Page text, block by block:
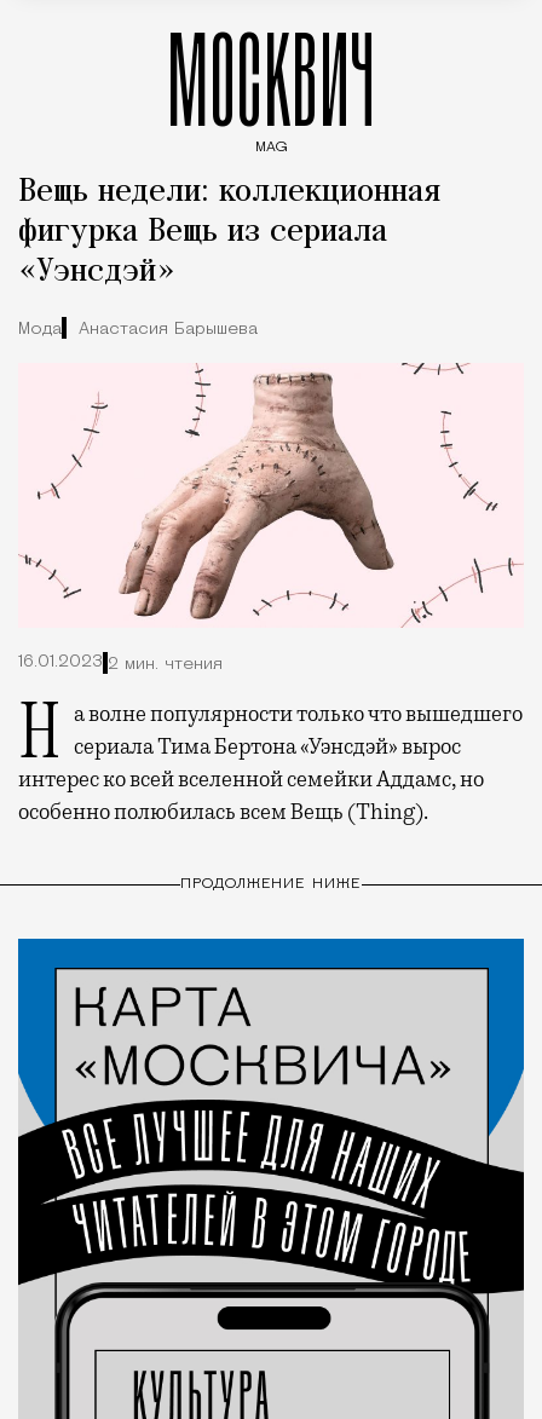
МОСКВИЧ
MAG
Вещь недели: коллекционная
фигурка Вещь из сериала
«Уэнсдэй»
Мода Анастасия Барышева
16.01.2023 2 мин. чтения
На волне популярности только что вышедшего сериала Тима Бертона «Уэнсдэй» вырос
интерес ко всей вселенной семейки Аддамс, но
особенно полюбилась всем Вещь (Thing).
ПРОДОЛЖЕНИЕ НИЖЕ